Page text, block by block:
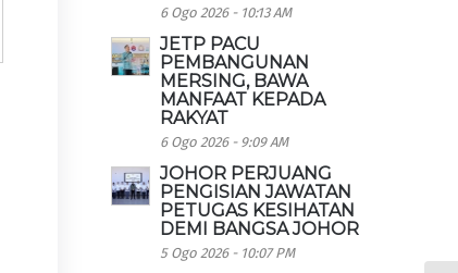
6 Ogo 2026 - 10:13 AM
JETP PACU
PEMBANGUNAN
MERSING, BAWA
MANFAAT KEPADA
RAKYAT
6 Ogo 2026 - 9:09 AM
JOHOR PERJUANG
PENGISIAN JAWATAN
PETUGAS KESIHATAN
DEMI BANGSA JOHOR
5 Ogo 2026 - 10:07 PM